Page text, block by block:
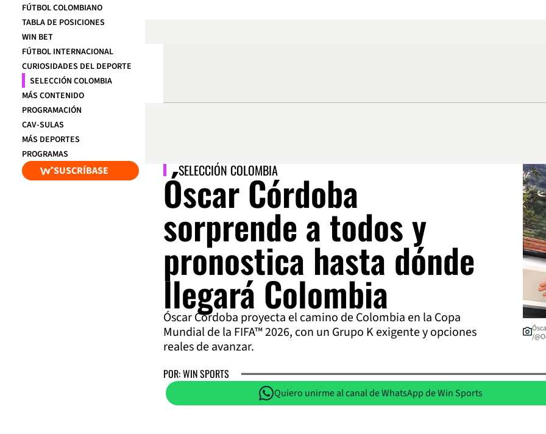
FÚTBOL COLOMBIANO
TABLA DE POSICIONES
WIN BET
FÚTBOL INTERNACIONAL
CURIOSIDADES DEL DEPORTE
SELECCIÓN COLOMBIA
MÁS CONTENIDO
PROGRAMACIÓN
CAV-SULAS
MÁS DEPORTES
PROGRAMAS
SUSCRÍBASE SELECCIÓN COLOMBIA
Óscar Córdoba
sorprende a todos y
pronostica hasta dónde
llegará Colombia
Óscar Córdoba proyecta el camino de Colombia en la Copa
Mundial de la FIFA™ 2026, con un Grupo K exigente y opciones
reales de avanzar.
/
POR: WIN SPORTS
Quiero unirme al canal de WhatsApp de Win Sports